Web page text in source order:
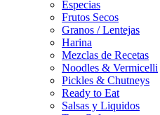
Especias
Frutos Secos
Granos / Lentejas
Harina
Mezclas de Recetas
Noodles & Vermicelli
Pickles & Chutneys
Ready to Eat
Salsas y Liquidos